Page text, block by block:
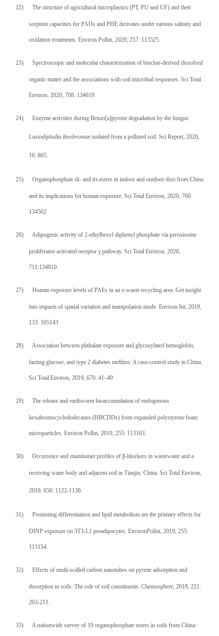
22) The structure of agricultural microplastics (PT, PU and UF) and their
sorption capacities for PAHs and PHE derivates under various salinity and
oxidation treatments. Environ Pollut, 2020, 257: 113525.
23) Spectroscopic and molecular characterization of biochar-derived dissolved
organic matter and the associations with soil microbial responses. Sci Total
Environ, 2020, 708: 134619.
24) Enzyme activities during Benzo[a]pyrene degradation by the fungus
Lasiodiplodia theobromaeisolated from a polluted soil. Sci Report, 2020,
10: 865.
25) Organophosphate di- and tri-esters in indoor and outdoor dust from China
and its implications for human exposure. Sci Total Environ, 2020, 700:
134502
26) Adipogenic activity of 2-ethylhexyl diphenyl phosphate via peroxisome
proliferator-activated receptor γ pathway. Sci Total Environ, 2020,
711:134810.
27) Human exposure levels of PAEs in an e-waste recycling area: Get insight
into impacts of spatial variation and manipulation mode. Environ Int, 2019,
133: 105143
28) Association between phthalate exposure and glycosylated hemoglobin,
fasting glucose, and type 2 diabetes mellitus: A case-control study in China.
Sci Total Environ, 2019, 670: 41–49
29) The release and earthworm bioaccumulation of endogenous
hexabromocyclododecanes (HBCDDs) from expanded polystyrene foam
microparticles. Environ Pollut, 2019, 255: 113163.
30) Occurrence and enantiomer profiles of β-blockers in wastewater and a
receiving water body and adjacent soil in Tianjin, China. Sci Total Environ,
2019, 650: 1122-1130.
31) Promoting differentiation and lipid metabolism are the primary effects for
DINP exposure on 3T3-L1 preadipocytes. EnvironPollut, 2019, 255:
113154
32) Effects of multi-walled carbon nanotubes on pyrene adsorption and
desorption in soils: The role of soil constituents. Chemosphere, 2019, 221:
203-211.
33) A nationwide survey of 19 organophosphate esters in soils from China: